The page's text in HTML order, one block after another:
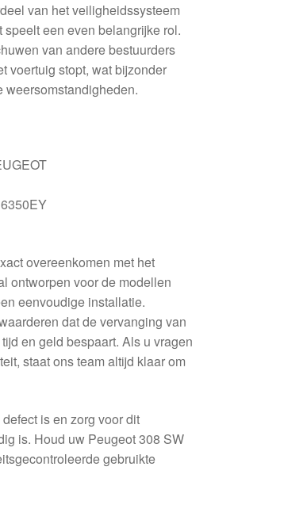
van het veiligheidssysteem
een even belangrijke rol.
van andere bestuurders
voertuig stopt, wat bijzonder
weersomstandigheden.
overeenkomen met het
ontworpen voor de modellen
eenvoudige installatie.
dat de vervanging van
en geld bespaart. Als u vragen
staat ons team altijd klaar om
is en zorg voor dit
is. Houd uw Peugeot 308 SW
gebruikte